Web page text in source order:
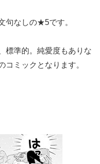
句なしの★5です。
標準的。純愛度もありな
コミックとなります。